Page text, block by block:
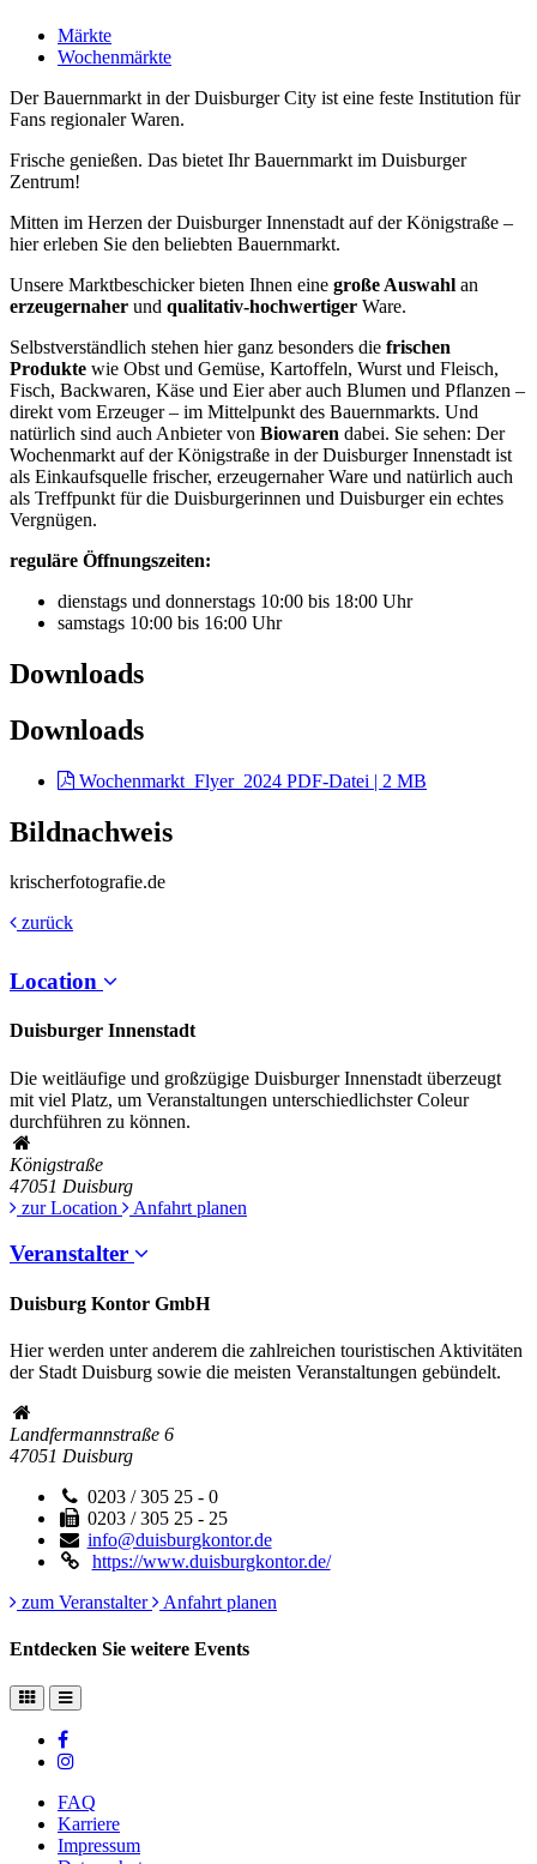
Märkte
Wochenmärkte
Der Bauernmarkt in der Duisburger City ist eine feste Institution für
Fans regionaler Waren.
Frische genießen. Das bietet Ihr Bauernmarkt im Duisburger
Zentrum!
Mitten im Herzen der Duisburger Innenstadt auf der Königstraße –
hier erleben Sie den beliebten Bauernmarkt.
Unsere Marktbeschicker bieten Ihnen eine große Auswahl an
erzeugernaher und qualitativ-hochwertiger Ware.
Selbstverständlich stehen hier ganz besonders die frischen
Produkte wie Obst und Gemüse, Kartoffeln, Wurst und Fleisch,
Fisch, Backwaren, Käse und Eier aber auch Blumen und Pflanzen –
direkt vom Erzeuger – im Mittelpunkt des Bauernmarkts. Und
natürlich sind auch Anbieter von Biowaren dabei. Sie sehen: Der
Wochenmarkt auf der Königstraße in der Duisburger Innenstadt ist
als Einkaufsquelle frischer, erzeugernaher Ware und natürlich auch
als Treffpunkt für die Duisburgerinnen und Duisburger ein echtes
Vergnügen.
reguläre Öffnungszeiten:
dienstags und donnerstags 10:00 bis 18:00 Uhr
samstags 10:00 bis 16:00 Uhr
Downloads
Downloads
Wochenmarkt_Flyer_2024 PDF-Datei | 2 MB
Bildnachweis
krischerfotografie.de
zurück
Location
Duisburger Innenstadt
Die weitläufige und großzügige Duisburger Innenstadt überzeugt
mit viel Platz, um Veranstaltungen unterschiedlichster Coleur
durchführen zu können.
Königstraße
47051 Duisburg
zur Location
Anfahrt planen
Veranstalter
Duisburg Kontor GmbH
Hier werden unter anderem die zahlreichen touristischen Aktivitäten
der Stadt Duisburg sowie die meisten Veranstaltungen gebündelt.
Landfermannstraße 6
47051 Duisburg
0203 / 305 25 - 0
0203 / 305 25 - 25
info@duisburgkontor.de
https://www.duisburgkontor.de/
zum Veranstalter
Anfahrt planen
Entdecken Sie weitere Events
FAQ
Karriere
Impressum